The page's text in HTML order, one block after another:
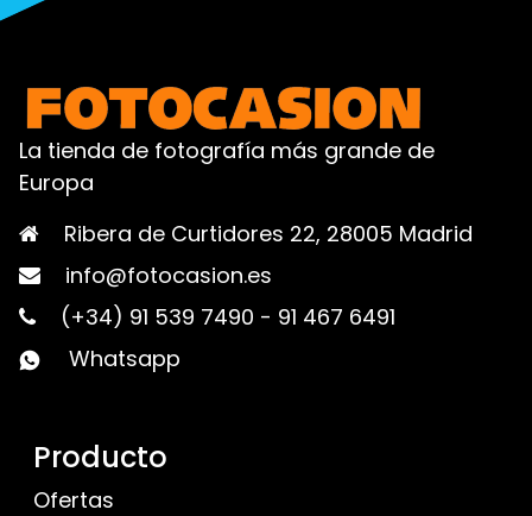
La tienda de fotografía más grande de
Europa
Ribera de Curtidores 22, 28005 Madrid
info@fotocasion.es
(+34) 91 539 7490 - 91 467 6491
Whatsapp
Producto
Ofertas